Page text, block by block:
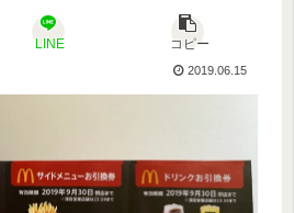
LINE コピー
2019.06.15